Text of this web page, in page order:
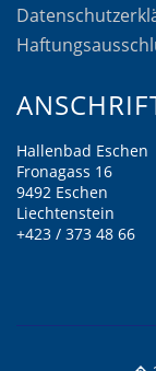
Hallenbad Eschen
Fronagass 16
9492 Eschen
Liechtenstein
+423 / 373 48 66